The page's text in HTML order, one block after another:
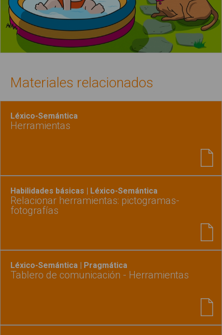
Materiales relacionados
Léxico-Semántica
Herramientas
Habilidades básicas | Léxico-Semántica
Relacionar herramientas: pictogramas-
fotografías
Léxico-Semántica | Pragmática
Tablero de comunicación - Herramientas